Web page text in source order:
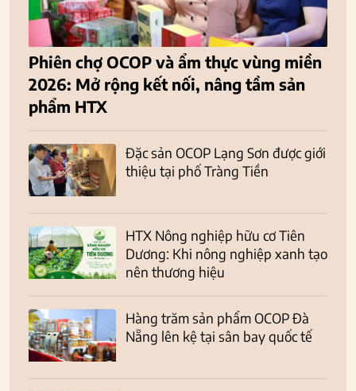
Phiên chợ OCOP và ẩm thực vùng miền
2026: Mở rộng kết nối, nâng tầm sản
phẩm HTX
Đặc sản OCOP Lạng Sơn được giới
thiệu tại phố Tràng Tiền
HTX Nông nghiệp hữu cơ Tiên
Dương: Khi nông nghiệp xanh tạo
nên thương hiệu
Hàng trăm sản phẩm OCOP Đà
Nẵng lên kệ tại sân bay quốc tế